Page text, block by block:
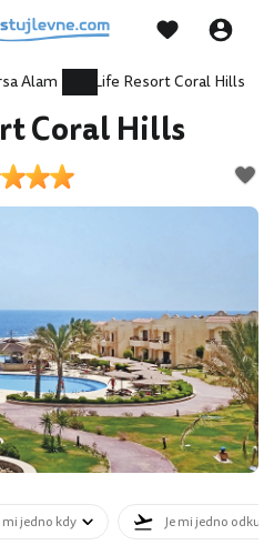
Alam Life Resort Coral Hills
Coral Hills
mi jedno kdy Je mi jedno odkud